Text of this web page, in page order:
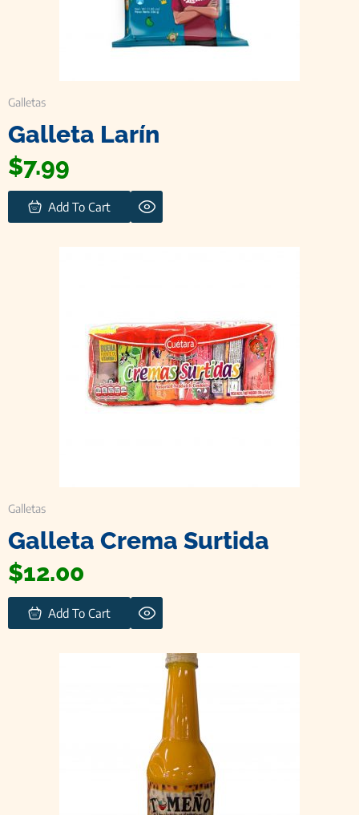
Galletas
Galleta Larín
$7.99
Add To Cart
Galletas
Galleta Crema Surtida
$12.00
Add To Cart